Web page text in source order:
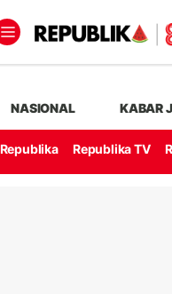
NASIONAL KABAR
Republika Republika TV